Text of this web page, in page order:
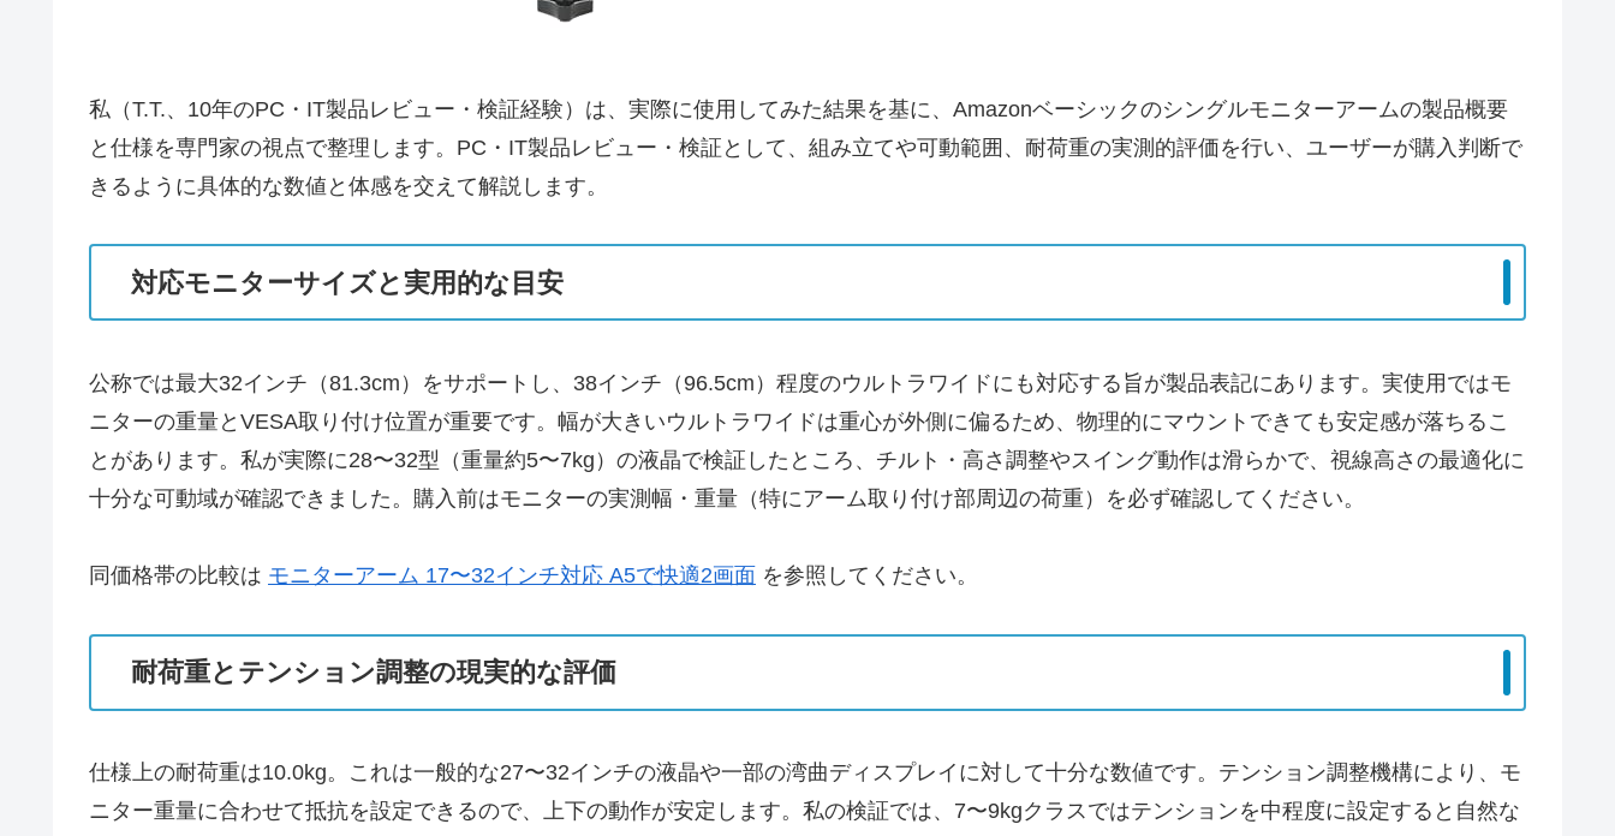
私（T.T.、10年のPC・IT製品レビュー・検証経験）は、実際に使用してみた結果を基に、Amazonベーシックのシングルモニターアームの製品概要
と仕様を専門家の視点で整理します。PC・IT製品レビュー・検証として、組み立てや可動範囲、耐荷重の実測的評価を行い、ユーザーが購入判断で
きるように具体的な数値と体感を交えて解説します。
対応モニターサイズと実用的な目安
公称では最大32インチ（81.3cm）をサポートし、38インチ（96.5cm）程度のウルトラワイドにも対応する旨が製品表記にあります。実使用ではモ
ニターの重量とVESA取り付け位置が重要です。幅が大きいウルトラワイドは重心が外側に偏るため、物理的にマウントできても安定感が落ちるこ
とがあります。私が実際に28〜32型（重量約5〜7kg）の液晶で検証したところ、チルト・高さ調整やスイング動作は滑らかで、視線高さの最適化に
十分な可動域が確認できました。購入前はモニターの実測幅・重量（特にアーム取り付け部周辺の荷重）を必ず確認してください。
同価格帯の比較は モニターアーム 17〜32インチ対応 A5で快適2画面 を参照してください。
耐荷重とテンション調整の現実的な評価
仕様上の耐荷重は10.0kg。これは一般的な27〜32インチの液晶や一部の湾曲ディスプレイに対して十分な数値です。テンション調整機構により、モ
ニター重量に合わせて抵抗を設定できるので、上下の動作が安定します。私の検証では、7〜9kgクラスではテンションを中程度に設定すると自然な